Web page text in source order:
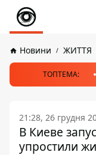
Новини ЖИТТЯ
ТОПТЕМА:
21:28, 26 грудня
В Киеве
упростили